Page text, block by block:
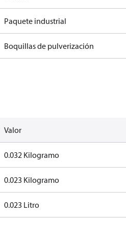
Paquete industrial
Boquillas de pulverización
Valor
0.032 Kilogramo
0.023 Kilogramo
0.023 Litro